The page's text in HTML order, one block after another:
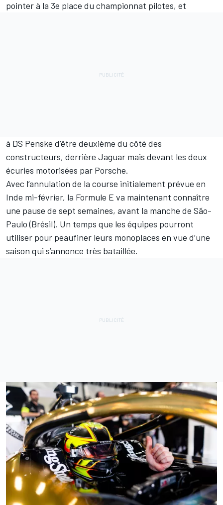
pointer à la 3e place du championnat pilotes, et
à DS Penske d’être deuxième du côté des
constructeurs, derrière Jaguar mais devant les deux
écuries motorisées par Porsche.
Avec l’annulation de la course initialement prévue en
Inde mi-février, la Formule E va maintenant connaître
une pause de sept semaines, avant la manche de São-
Paulo (Brésil). Un temps que les équipes pourront
utiliser pour peaufiner leurs monoplaces en vue d’une
saison qui s’annonce très bataillée.